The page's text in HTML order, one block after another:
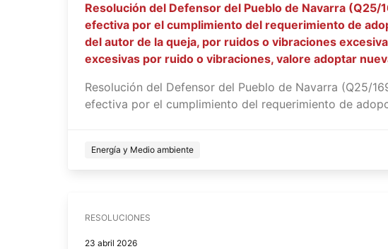
Resolución del Defensor del Pueblo de Navarra
efectiva por el cumplimiento del requerimiento de
del autor de la queja, por ruidos o vibraciones
excesivas por ruido o vibraciones, valore adoptar
Resolución del Defensor del Pueblo de Navarra (Q25/
efectiva por el cumplimiento del requerimiento de
Energía y Medio ambiente
RESOLUCIONES
23 abril 2026